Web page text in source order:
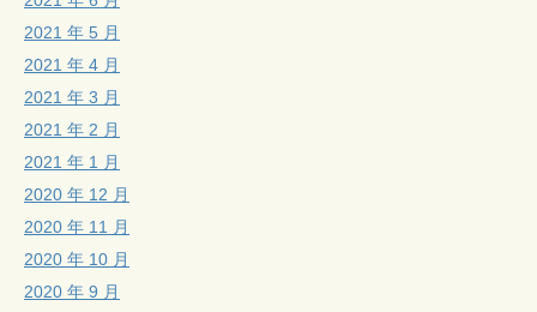
2021 年 5 月
2021 年 4 月
2021 年 3 月
2021 年 2 月
2021 年 1 月
2020 年 12 月
2020 年 11 月
2020 年 10 月
2020 年 9 月